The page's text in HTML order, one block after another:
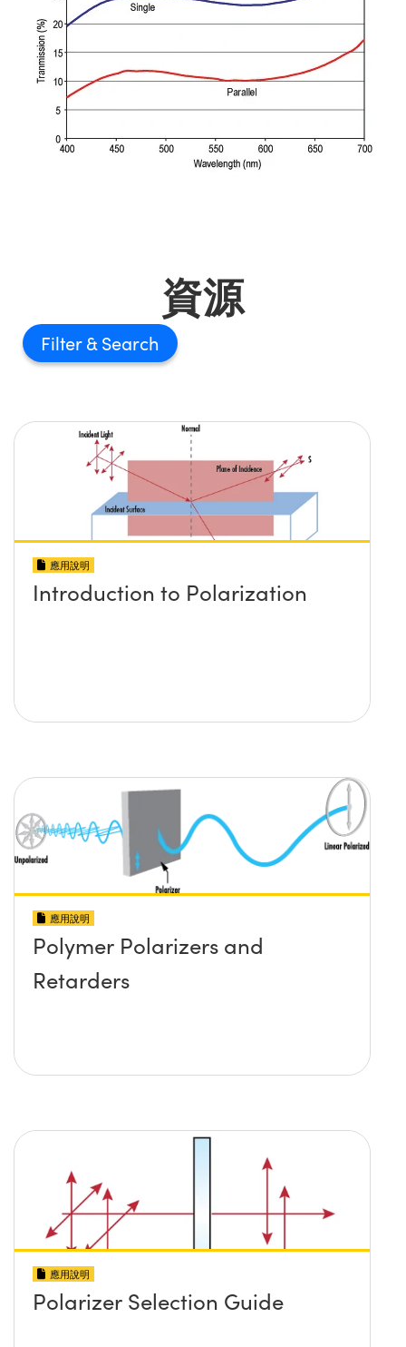
資源
Filter
應用說明
Introduction to Polarization
應用說明
Polymer Polarizers and
Retarders
應用說明
Polarizer Selection Guide